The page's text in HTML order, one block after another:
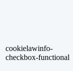
cookielawinfo-
checkbox-functional